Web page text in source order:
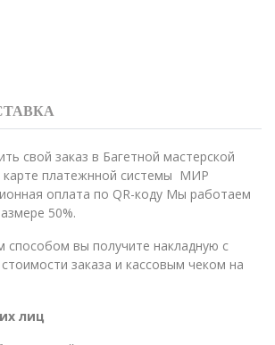
свой заказ в Багетной мастерской
карте платежнной системы МИР
оплата по QR-коду Мы работаем
50%.
способом вы получите накладную с
заказа и кассовым чеком на
лиц